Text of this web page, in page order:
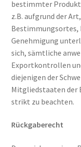
bestimmter
z.B. aufgrund der
Bestimmungsortes,
Genehmigung
sich, sämtliche
Exportkontrollen
diejenigen der
Mitgliedstaaten der
strikt zu beachten.
Rückgaberecht